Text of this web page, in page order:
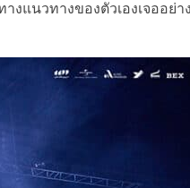
งแนวทางของตัวเองเจออย่า